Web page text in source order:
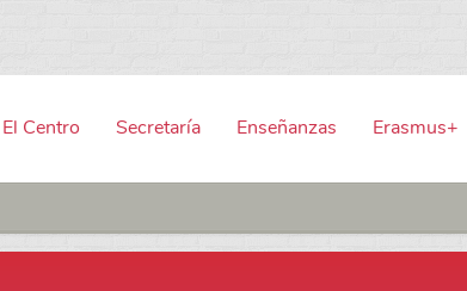
El Centro Secretaría Enseñanzas Erasmus+